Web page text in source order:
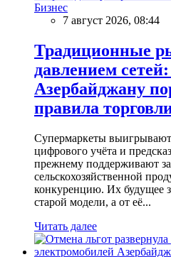
Бизнес
7 август 2026, 08:44
Традиционные
давлением
Азербайджану
правила
Супермаркеты выигрывают
цифрового учёта и
прежнему поддерживают
сельскохозяйственной
конкуренцию. Их будущее
старой модели, а от её...
Читать далее